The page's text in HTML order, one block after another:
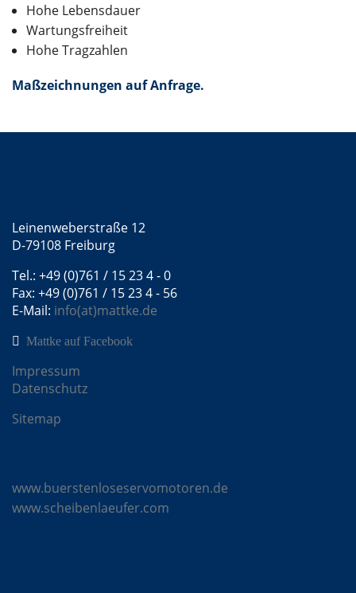
Hohe Lebensdauer
Wartungsfreiheit
Hohe Tragzahlen
Maßzeichnungen auf Anfrage.
Leinenweberstraße 12
D-79108 Freiburg
Tel.: +49 (0)761 / 15 23 4 - 0
Fax: +49 (0)761 / 15 23 4 - 56
E-Mail: info(at)mattke.de
Mattke auf Facebook
Impressum
Datenschutz
Sitemap
www.buerstenloseservomotoren.de
www.scheibenlaeufer.com